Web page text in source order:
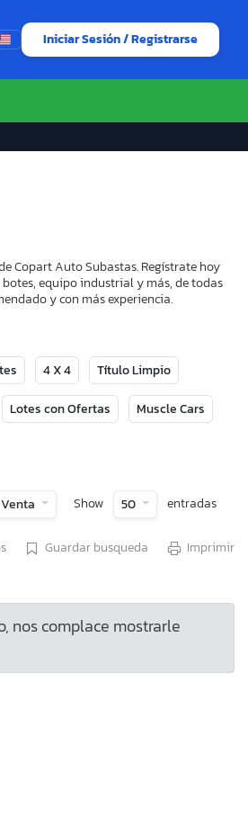
Iniciar Sesión / Registrarse
Copart Auto Subastas. Regístrate hoy
equipo industrial y más, de todas
y con más experiencia.
4 X 4 Título Limpio
Lotes con Ofertas Muscle Cars
Show 50 entradas
Guardar busqueda Imprimir
nos complace mostrarle